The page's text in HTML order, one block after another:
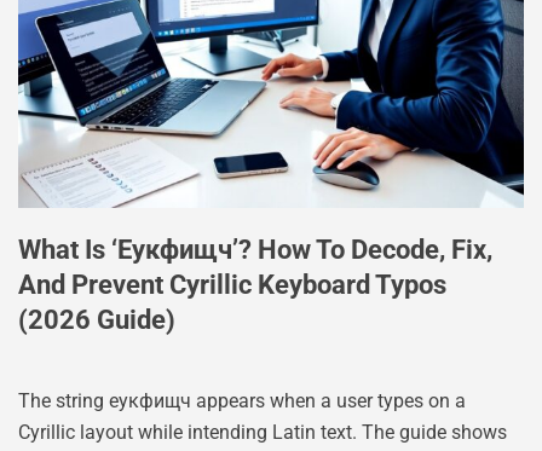
What Is ‘еукфищч’? How To Decode, Fix,
And Prevent Cyrillic Keyboard Typos
(2026 Guide)
The string еукфищч appears when a user types on a
Cyrillic layout while intending Latin text. The guide shows